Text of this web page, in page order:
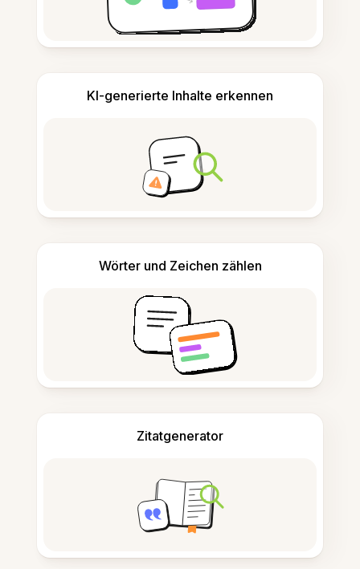
KI-generierte Inhalte erkennen
Wörter und Zeichen zählen
Zitatgenerator